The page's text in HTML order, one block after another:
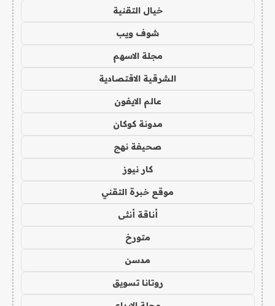
خيال التقنية
شوف ويب
مجلة الاسهم
الشرقية الاقتصادية
عالم الايفون
مدونة كوكان
صحيفة نهج
كار نيوز
موقع خبرة التقني
أناقة أنثى
متورخ
مدسن
روتانا تسويق